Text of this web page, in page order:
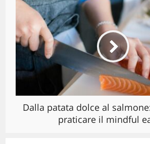
Dalla patata dolce al
praticare il mindful